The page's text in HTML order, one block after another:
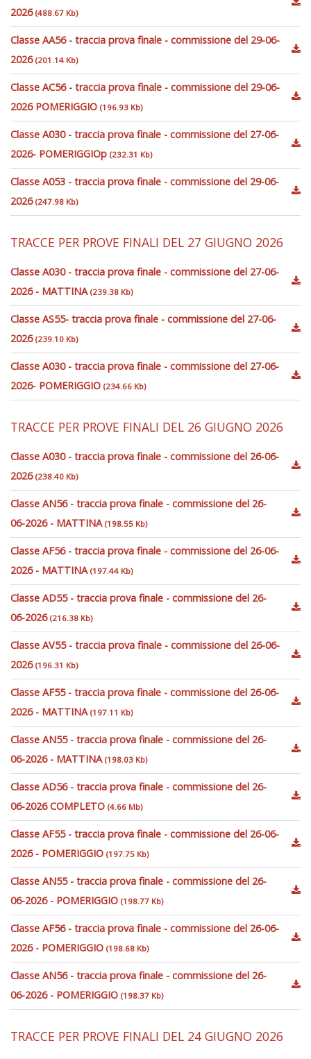
2026 (488.67 Kb)
Classe AA56 - traccia prova finale - commissione del 29-06-
2026 (201.14 Kb)
Classe AC56 - traccia prova finale - commissione del 29-06-
2026 POMERIGGIO (196.93 Kb)
Classe A030 - traccia prova finale - commissione del 27-06-
2026- POMERIGGIOp (232.31 Kb)
Classe A053 - traccia prova finale - commissione del 29-06-
2026 (247.98 Kb)
TRACCE PER PROVE FINALI DEL 27 GIUGNO 2026
Classe A030 - traccia prova finale - commissione del 27-06-
2026 - MATTINA (239.38 Kb)
Classe AS55- traccia prova finale - commissione del 27-06-
2026 (239.10 Kb)
Classe A030 - traccia prova finale - commissione del 27-06-
2026- POMERIGGIO (234.66 Kb)
TRACCE PER PROVE FINALI DEL 26 GIUGNO 2026
Classe A030 - traccia prova finale - commissione del 26-06-
2026 (238.40 Kb)
Classe AN56 - traccia prova finale - commissione del 26-
06-2026 - MATTINA (198.55 Kb)
Classe AF56 - traccia prova finale - commissione del 26-06-
2026 - MATTINA (197.44 Kb)
Classe AD55 - traccia prova finale - commissione del 26-
06-2026 (216.38 Kb)
Classe AV55 - traccia prova finale - commissione del 26-06-
2026 (196.31 Kb)
Classe AF55 - traccia prova finale - commissione del 26-06-
2026 - MATTINA (197.11 Kb)
Classe AN55 - traccia prova finale - commissione del 26-
06-2026 - MATTINA (198.03 Kb)
Classe AD56 - traccia prova finale - commissione del 26-
06-2026 COMPLETO (4.66 Mb)
Classe AF55 - traccia prova finale - commissione del 26-06-
2026 - POMERIGGIO (197.75 Kb)
Classe AN55 - traccia prova finale - commissione del 26-
06-2026 - POMERIGGIO (198.77 Kb)
Classe AF56 - traccia prova finale - commissione del 26-06-
2026 - POMERIGGIO (198.68 Kb)
Classe AN56 - traccia prova finale - commissione del 26-
06-2026 - POMERIGGIO (198.37 Kb)
TRACCE PER PROVE FINALI DEL 24 GIUGNO 2026